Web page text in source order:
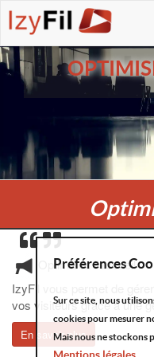
Optimisez l'accueil
IzyFil vous permet de
vos visiteurs grace à une
En savoir plus
Préférences
Sur ce site, nous
cookies pour mesurer
Mais nous ne stockons